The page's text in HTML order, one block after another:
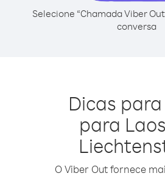
Selecione “Chamada Viber
conversa
Dicas
para
O Viber Out fornece